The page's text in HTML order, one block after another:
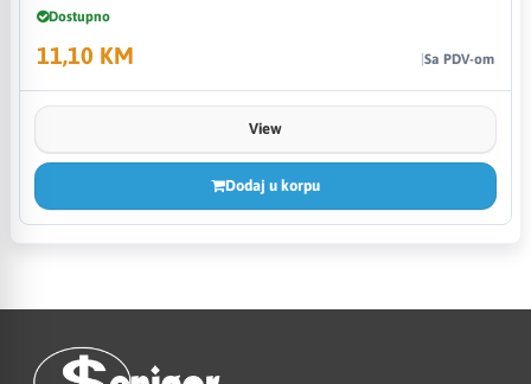
Dostupno
11,10 KM Sa PDV-om
View
Dodaj u korpu